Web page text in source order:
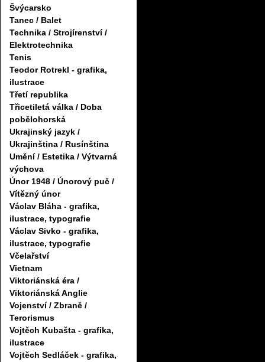
Švýcarsko
Tanec / Balet
Technika / Strojírenství /
Elektrotechnika
Tenis
Teodor Rotrekl - grafika,
ilustrace
Třetí republika
Třicetiletá válka / Doba
pobělohorská
Ukrajinský jazyk /
Ukrajinština / Rusínština
Umění / Estetika / Výtvarná
výchova
Únor 1948 / Únorový puč /
Vítězný únor
Václav Bláha - grafika,
ilustrace, typografie
Václav Sivko - grafika,
ilustrace, typografie
Včelařství
Vietnam
Viktoriánská éra /
Viktoriánská Anglie
Vojenství / Zbraně /
Terorismus
Vojtěch Kubašta - grafika,
ilustrace
Vojtěch Sedláček - grafika,